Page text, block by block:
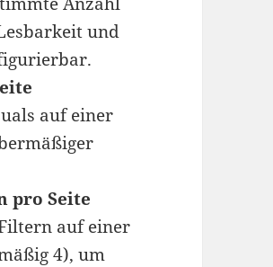
und
auf einer
pro Seite
auf einer
4), um